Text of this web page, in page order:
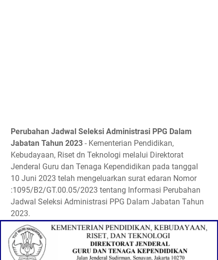
Perubahan Jadwal Seleksi Administrasi PPG Dalam
Jabatan Tahun 2023 - Kementerian Pendidikan,
Kebudayaan, Riset dn Teknologi melalui Direktorat
Jenderal Guru dan Tenaga Kependidikan pada tanggal
10 Juni 2023 telah mengeluarkan surat edaran Nomor
:1095/B2/GT.00.05/2023 tentang Informasi Perubahan
Jadwal Seleksi Administrasi PPG Dalam Jabatan Tahun
2023.